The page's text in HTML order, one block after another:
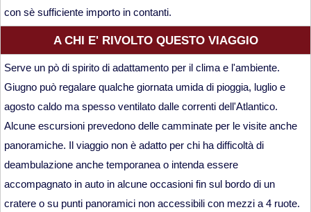
con sè sufficiente importo in contanti.
A CHI E' RIVOLTO QUESTO VIAGGIO
Serve un pò di spirito di adattamento per il clima e l'ambiente.
Giugno può regalare qualche giornata umida di pioggia, luglio e
agosto caldo ma spesso ventilato dalle correnti dell'Atlantico.
Alcune escursioni prevedono delle camminate per le visite anche
panoramiche. Il viaggio non è adatto per chi ha difficoltà di
deambulazione anche temporanea o intenda essere
accompagnato in auto in alcune occasioni fin sul bordo di un
cratere o su punti panoramici non accessibili con mezzi a 4 ruote.